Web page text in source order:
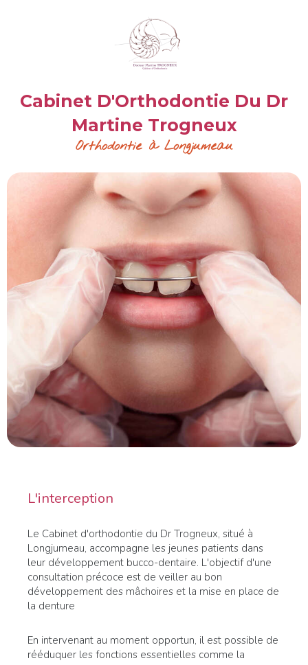
Cabinet D'Orthodontie Du Dr
Martine Trogneux
Orthodontie à Longjumeau
L'interception
Le Cabinet d'orthodontie du Dr Trogneux, situé à
Longjumeau, accompagne les jeunes patients dans
leur développement bucco-dentaire. L'objectif d'une
consultation précoce est de veiller au bon
développement des mâchoires et la mise en place de
la denture
En intervenant au moment opportun, il est possible de
rééduquer les fonctions essentielles comme la